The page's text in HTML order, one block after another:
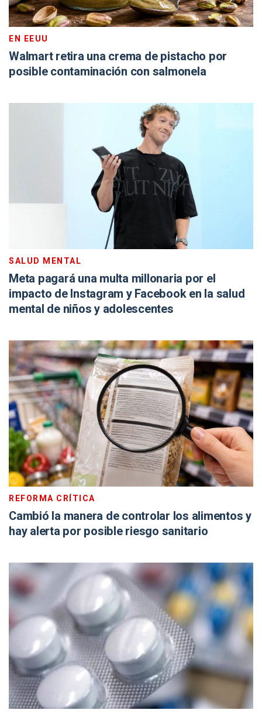
EN EEUU
Walmart retira una crema de pistacho por
posible contaminación con salmonela
SALUD MENTAL
Meta pagará una multa millonaria por el
impacto de Instagram y Facebook en la salud
mental de niños y adolescentes
REFORMA CRÍTICA
Cambió la manera de controlar los alimentos y
hay alerta por posible riesgo sanitario